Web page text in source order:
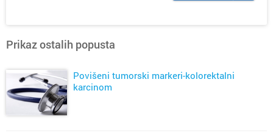
Prikaz ostalih popusta
Povišeni tumorski markeri-kolorektalni
karcinom